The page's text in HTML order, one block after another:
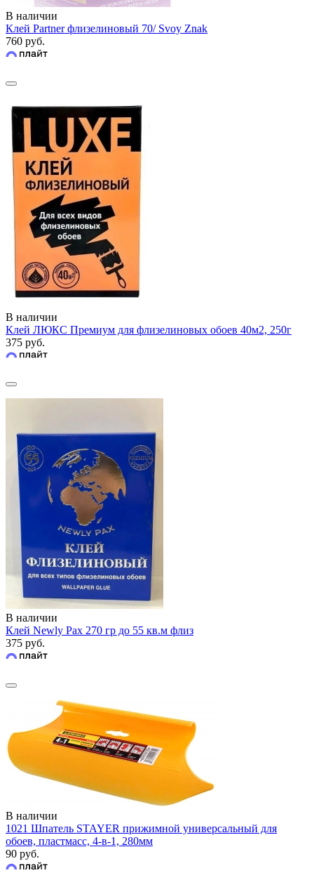
В наличии
Клей Partner флизелиновый 70/ Svoy Znak
760 руб.
В наличии
Клей ЛЮКС Премиум для флизелиновых обоев 40м2, 250г
375 руб.
В наличии
Клей Newly Pax 270 гр до 55 кв.м флиз
375 руб.
В наличии
1021 Шпатель STAYER прижимной универсальный для
обоев, пластмасс, 4-в-1, 280мм
90 руб.